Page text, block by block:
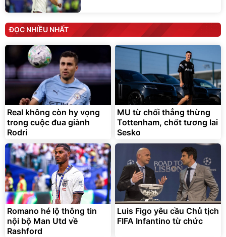
ĐỌC NHIỀU NHẤT
Real không còn hy vọng
trong cuộc đua giành
Rodri
MU từ chối thẳng thừng
Tottenham, chốt tương lai
Sesko
Romano hé lộ thông tin
nội bộ Man Utd về
Rashford
Luis Figo yêu cầu Chủ tịch
FIFA Infantino từ chức